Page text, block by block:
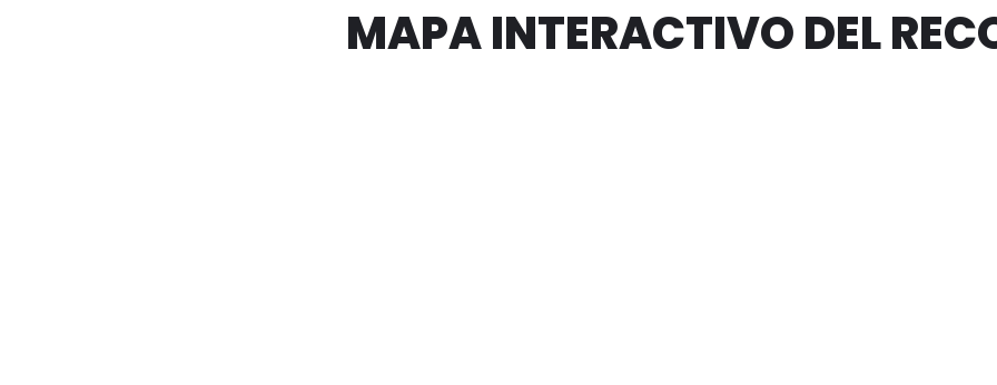
MAPA INTERACTIVO DEL